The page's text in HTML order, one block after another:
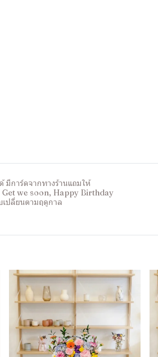
มีการ์ดจากทางร้านแถมให้
we soon, Happy Birthday
ปลี่ยนตามฤดูกาล